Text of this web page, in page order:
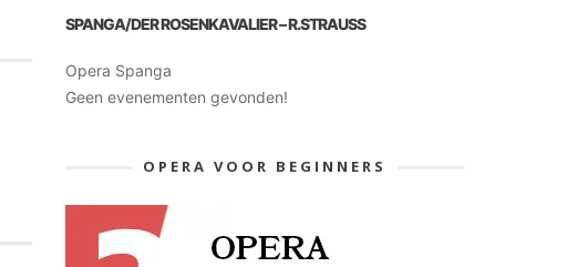
SPANGA/DER ROSENKAVALIER – R.STRAUSS
Opera Spanga
Geen evenementen gevonden!
OPERA VOOR BEGINNERS